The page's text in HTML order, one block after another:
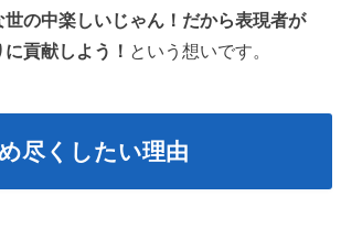
世の中楽しいじゃん！だから表現者が
貢献しよう！ という想いです。
尽くしたい理由